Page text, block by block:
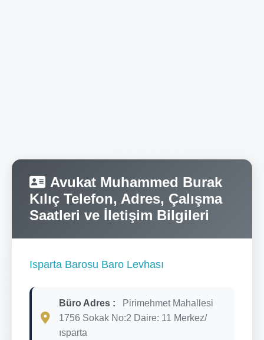
Avukat Muhammed Burak
Kılıç Telefon, Adres, Çalışma
Saatleri ve İletişim Bilgileri
Isparta Barosu Baro Levhası
Büro Adres :
Pirimehmet Mahallesi
1756 Sokak No:2 Daire: 11 Merkez/
ısparta